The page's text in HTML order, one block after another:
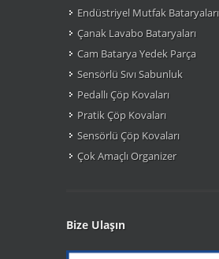
Endüstriyel Mutfak Bataryaları
Çanak Lavabo Bataryaları
Cam Batarya Yedek Parça
Sensörlü Sıvı Sabunluk
Pedallı Çöp Kovaları
Pratik Çöp Kovaları
Sensörlü Çöp Kovaları
Çok Amaçlı Organizer
Bize Ulaşın